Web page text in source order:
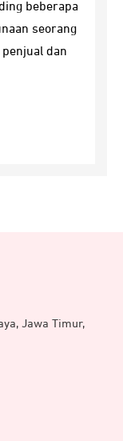
beberapa
seorang
dan
Jawa Timur,